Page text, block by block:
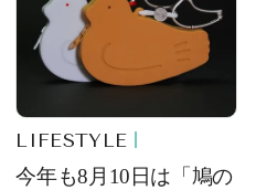
LIFESTYLE
今年も8月10日は「鳩の